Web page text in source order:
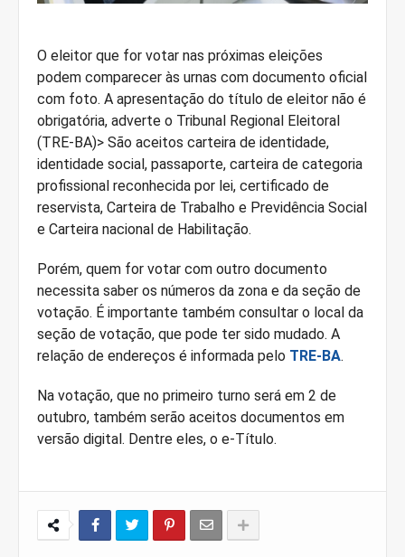
O eleitor que for votar nas próximas eleições
podem comparecer às urnas com documento oficial
com foto. A apresentação do título de eleitor não é
obrigatória, adverte o Tribunal Regional Eleitoral
(TRE-BA)> São aceitos carteira de identidade,
identidade social, passaporte, carteira de categoria
profissional reconhecida por lei, certificado de
reservista, Carteira de Trabalho e Previdência Social
e Carteira nacional de Habilitação.
Porém, quem for votar com outro documento
necessita saber os números da zona e da seção de
votação. É importante também consultar o local da
seção de votação, que pode ter sido mudado. A
relação de endereços é informada pelo TRE-BA.
Na votação, que no primeiro turno será em 2 de
outubro, também serão aceitos documentos em
versão digital. Dentre eles, o e-Título.